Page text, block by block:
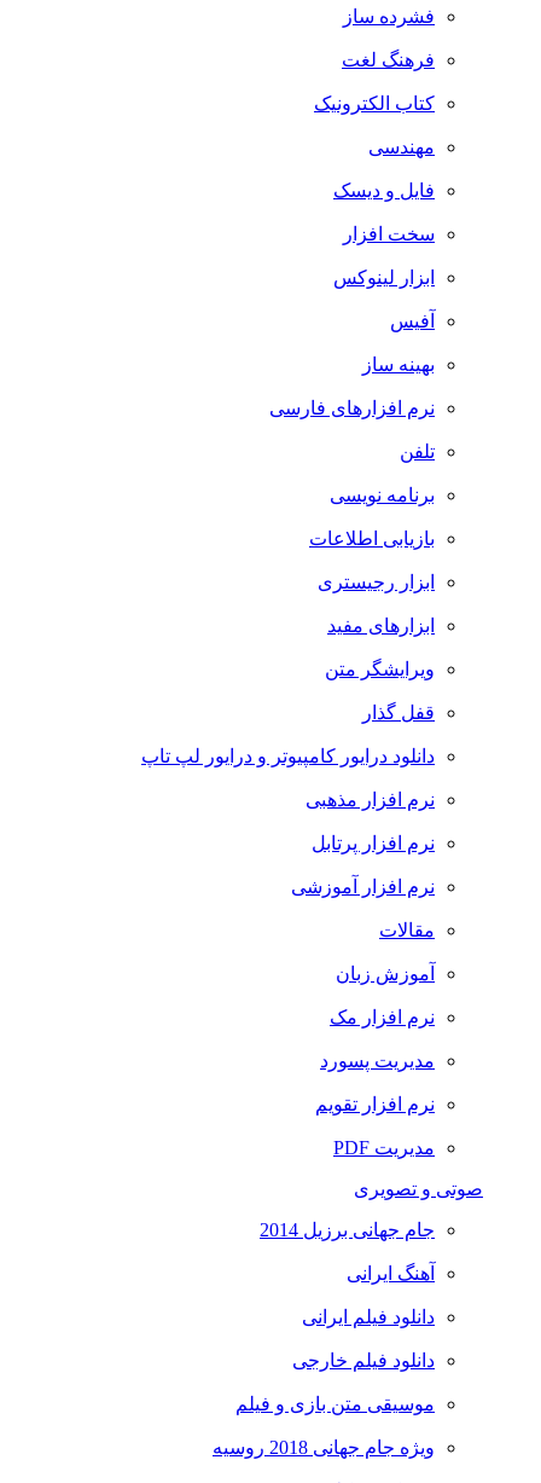
فشرده ساز
فرهنگ لغت
کتاب الکترونیک
مهندسی
فایل و دیسک
سخت افزار
ابزار لینوکس
آفیس
بهینه ساز
نرم افزارهای فارسی
تلفن
برنامه نویسی
بازیابی اطلاعات
ابزار رجیستری
ابزارهای مفید
ویرایشگر متن
قفل گذار
دانلود درایور کامپیوتر و درایور لپ تاپ
نرم افزار مذهبی
نرم افزار پرتابل
نرم افزار آموزشی
مقالات
آموزش زبان
نرم افزار مک
مدیریت پسورد
نرم افزار تقویم
مدیریت PDF
صوتی و تصویری
جام جهانی برزیل 2014
آهنگ ایرانی
دانلود فیلم ایرانی
دانلود فیلم خارجی
موسیقی متن بازی و فیلم
ویژه جام جهانی 2018 روسیه